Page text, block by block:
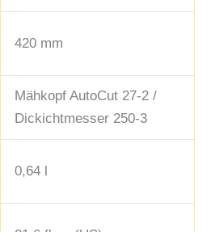
420 mm
Mähkopf AutoCut 27-2 /
Dickichtmesser 250-3
0,64 l